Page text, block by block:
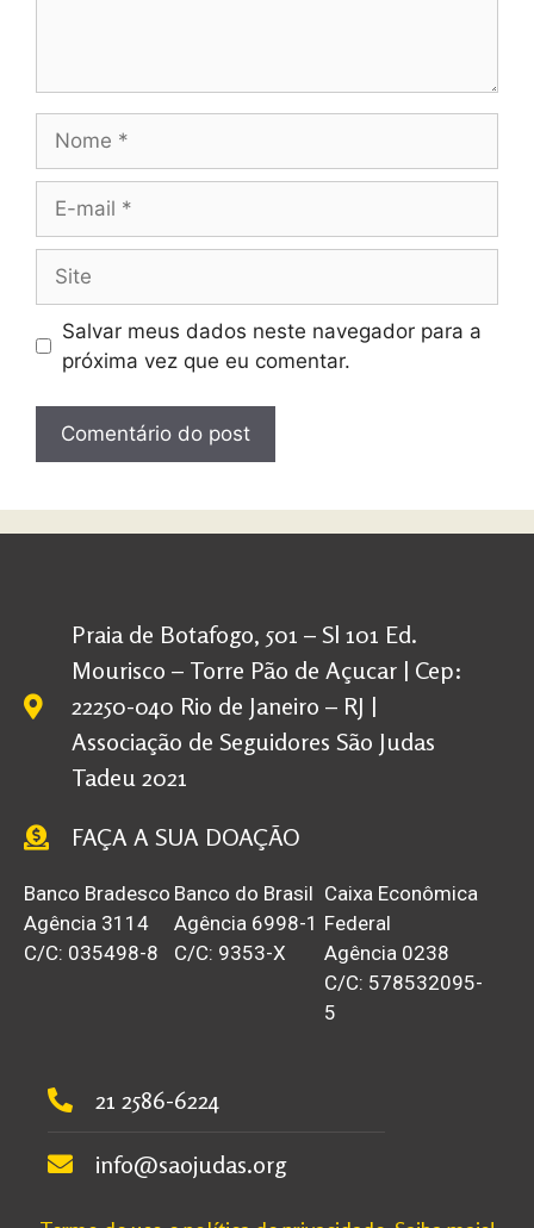
Salvar meus dados neste navegador para a
próxima vez que eu comentar.
Praia de Botafogo, 501 – Sl 101 Ed.
Mourisco – Torre Pão de Açucar | Cep:
22250-040 Rio de Janeiro – RJ |
Associação de Seguidores São Judas
Tadeu 2021
FAÇA A SUA DOAÇÃO
Banco Bradesco
Agência 3114
C/C: 035498-8
Banco do Brasil
Agência 6998-1
C/C: 9353-X
Caixa Econômica
Federal
Agência 0238
C/C: 578532095-
5
21 2586-6224
info@saojudas.org